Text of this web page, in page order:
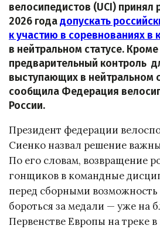
велосипедистов (UCI) принял
2026 годадопускать
к участию в соревнованиях в
в нейтральном статусе.
предварительный контроль
выступающих в нейтральном
сообщила Федерация
России.
Президент федерации
Сиенко назвал решение
По его словам, возвращение
гонщиков в командные
перед сборными
бороться за медали — уже на
Первенстве Европы на треке